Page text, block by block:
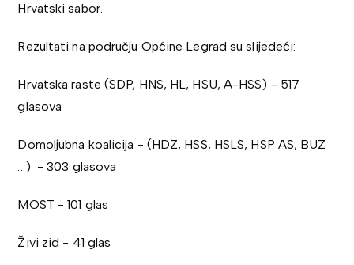
Hrvatski sabor.
Rezultati na području Općine Legrad su slijedeći:
Hrvatska raste (SDP, HNS, HL, HSU, A-HSS) - 517
glasova
Domoljubna koalicija - (HDZ, HSS, HSLS, HSP AS, BUZ
...) - 303 glasova
MOST - 101 glas
Živi zid - 41 glas